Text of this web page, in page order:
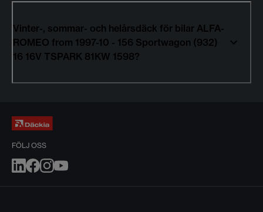
Vinter-, sommar- och helårsdäck för bilar ALFA-
ROMEO from 1997-10 - 156 Sportwagon (932)
16 16V TSPARK 81KW 1598?
FÖLJ OSS